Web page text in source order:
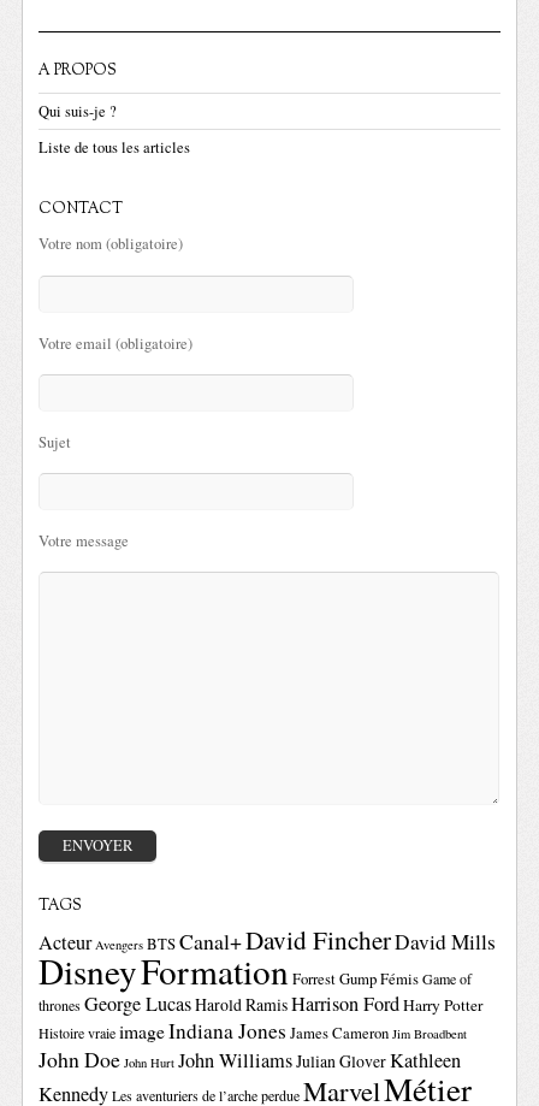
A PROPOS
Qui suis-je ?
Liste de tous les articles
CONTACT
Votre nom (obligatoire)
Votre email (obligatoire)
Sujet
Votre message
TAGS
Acteur Avengers BTSCanal+David FincherDavid Mills
DisneyFormationForrest GumpFémis Game of
thrones George LucasHarold RamisHarrison FordHarry Potter
Histoire vraie imageIndiana Jones James Cameron Jim Broadbent
John Doe John Hurt John WilliamsJulian GloverKathleen
Kennedy Les aventuriers de l’arche perdue MarvelMétier